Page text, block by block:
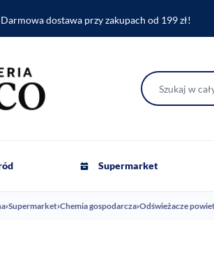
Darmowa dostawa przy zakupach od 199 zł!
Supermarket
›Supermarket›Chemia gospodarcza›Odświeżacze